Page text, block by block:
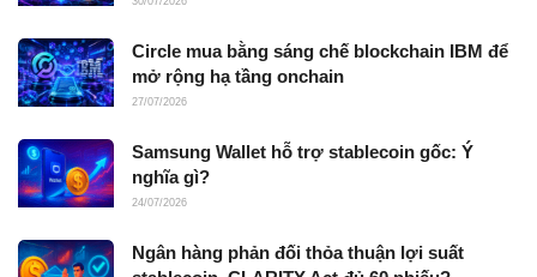
Circle mua bằng sáng chế blockchain IBM để
mở rộng hạ tầng onchain
27/07/2026
Samsung Wallet hỗ trợ stablecoin gốc: Ý
nghĩa gì?
24/07/2026
Ngân hàng phản đối thỏa thuận lợi suất